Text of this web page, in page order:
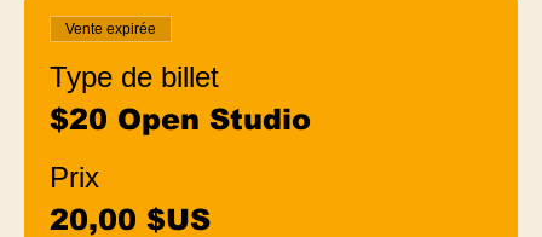
Vente expirée
Type de billet
$20 Open Studio
Prix
20,00 $US